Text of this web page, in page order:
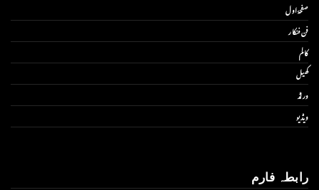
صفحۂ اول
فن فنکار
کالم
کھیل
ورلڈ
ویڈیو
رابطہ فارم